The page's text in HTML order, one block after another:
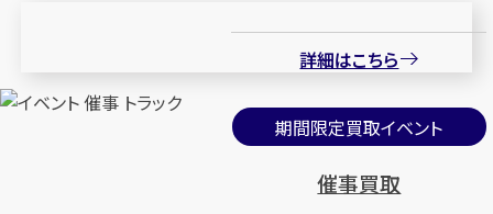
詳細はこちら
期間限定買取イベント
催事買取